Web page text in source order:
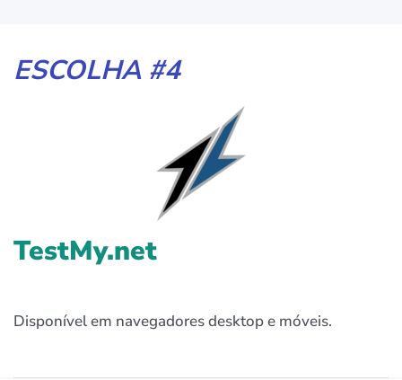
ESCOLHA #4
TestMy.net
Disponível em navegadores desktop e móveis.